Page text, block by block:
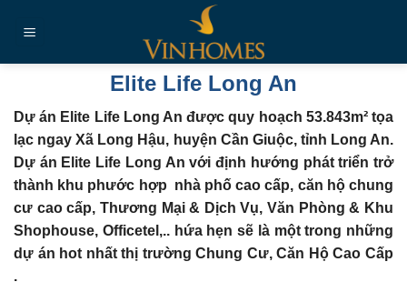
đến
Elite Life Long An
Dự án Elite Life Long An được quy hoạch 53.843m² tọa
lạc ngay Xã Long Hậu, huyện Cần Giuộc, tỉnh Long An.
Dự án Elite Life Long An với định hướng phát triển trở
thành khu phước hợp nhà phố cao cấp, căn hộ chung
cư cao cấp, Thương Mại & Dịch Vụ, Văn Phòng & Khu
Shophouse, Officetel,.. hứa hẹn sẽ là một trong những
dự án hot nhất thị trường Chung Cư, Căn Hộ Cao Cấp
.